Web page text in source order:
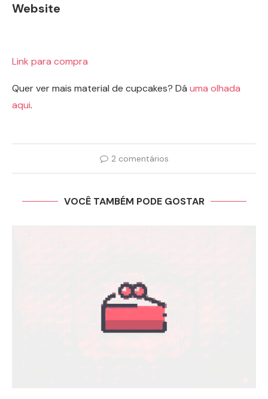
Website
Link para compra
Quer ver mais material de cupcakes? Dá uma olhada
aqui.
2 comentários
VOCÊ TAMBÉM PODE GOSTAR